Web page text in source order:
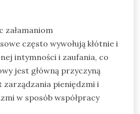
załamaniom
często wywołują kłótnie i
intymności i zaufania, co
jest główną przyczyną
pieniędzmi i
w sposób współpracy